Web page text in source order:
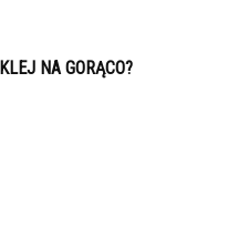
NA GORĄCO?